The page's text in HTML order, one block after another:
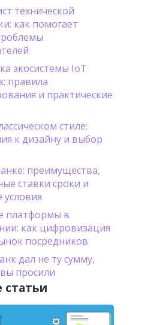
технической
как помогает
экосистемы IoT
правила
и практические
стиле:
к дизайну и выбор
преимущества,
ставки сроки и
платформы в
как цифровизация
посредников
дал не ту сумму,
просили